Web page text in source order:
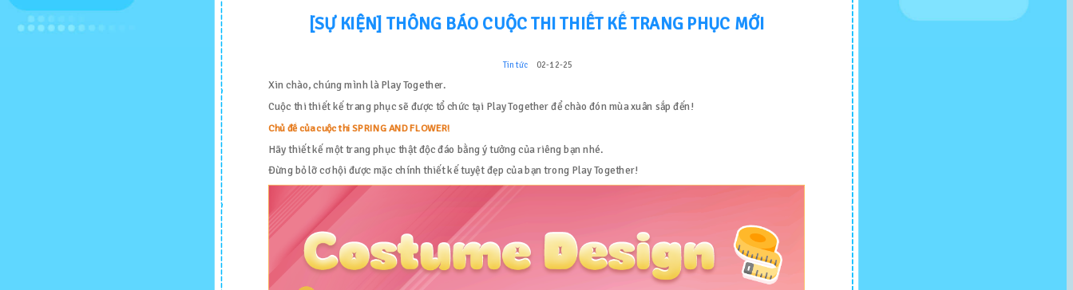
[SỰ KIỆN] THÔNG BÁO CUỘC THI THIẾT KẾ TRANG PHỤC MỚI
Tin tức 02-12-25
Xin chào, chúng mình là Play Together.
Cuộc thi thiết kế trang phục sẽ được tổ chức tại Play Together để chào đón mùa xuân sắp đến!
Chủ đề của cuộc thi SPRING AND FLOWER!
Hãy thiết kế một trang phục thật độc đáo bằng ý tưởng của riêng bạn nhé.
Đừng bỏ lỡ cơ hội được mặc chính thiết kế tuyệt đẹp của bạn trong Play Together!